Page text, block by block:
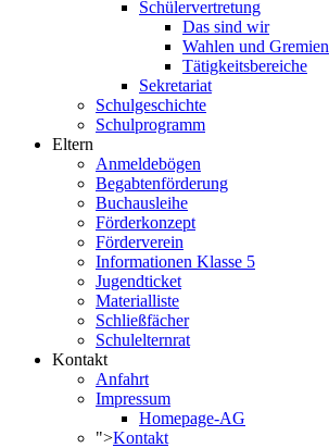
Schülervertretung
Das sind wir
Wahlen und Gremien
Tätigkeitsbereiche
Sekretariat
Schulgeschichte
Schulprogramm
Eltern
Anmeldebögen
Begabtenförderung
Buchausleihe
Förderkonzept
Förderverein
Informationen Klasse 5
Jugendticket
Materialliste
Schließfächer
Schulelternrat
Kontakt
Anfahrt
Impressum
Homepage-AG
">Kontakt